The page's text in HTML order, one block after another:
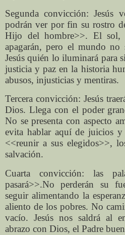
Segunda convicción: Jesús
podrán ver por fin su rostro
Hijo del hombre>>. El sol,
apagarán, pero el mundo no
Jesús quién lo iluminará para
justicia y paz en la historia
abusos, injusticias y mentiras.
Tercera convicción: Jesús
Dios. Llega con el poder
No se presenta con aspecto
evita hablar aquí de juicios y
<<reunir a sus elegidos>>,
salvación.
Cuarta convicción: las
pasará>>.No perderán su
seguir alimentando la
aliento de los pobres. No
vacío. Jesús nos saldrá al
abrazo con Dios, el Padre